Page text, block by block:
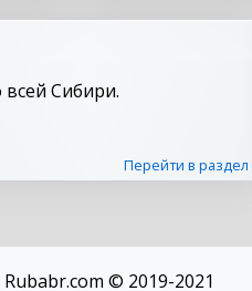
Сибири.
Перейти в раздел
Rubabr.com © 2019-2021